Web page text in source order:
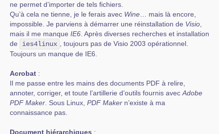
ne permet d’importer de tels fichiers.
Qu’à cela ne tienne, je le ferais avec Wine … mais là encore,
impossible. Je parviens à démarrer une réinstallation de Visio
mais il me manque IE6 . Après diverses recherches et installation
de
ies4linux
, toujours pas de Visio 2003 opérationnel.
Toujours un manque de IE6.
Acrobat :
Il me passe entre les mains des documents PDF à relire,
annoter, corriger, et toute l’artillerie d’outils fournis avec Adobe
PDF Maker . Sous Linux, PDF Maker n’existe à ma
connaissance pas.
Document hiérarchiques :